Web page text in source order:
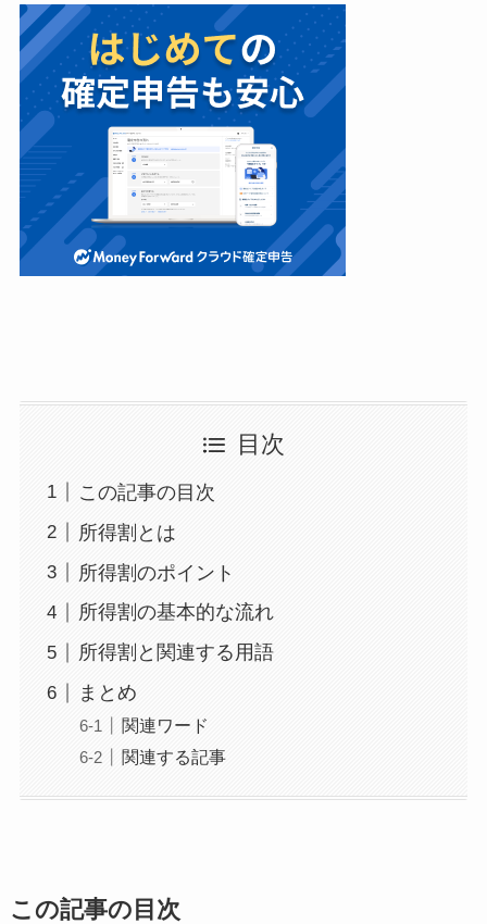
目次
この記事の目次
所得割とは
所得割のポイント
所得割の基本的な流れ
所得割と関連する用語
まとめ
関連ワード
関連する記事
この記事の目次